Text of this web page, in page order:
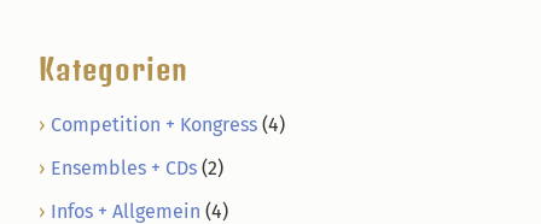
Kategorien
Competition + Kongress (4)
Ensembles + CDs (2)
Infos + Allgemein (4)